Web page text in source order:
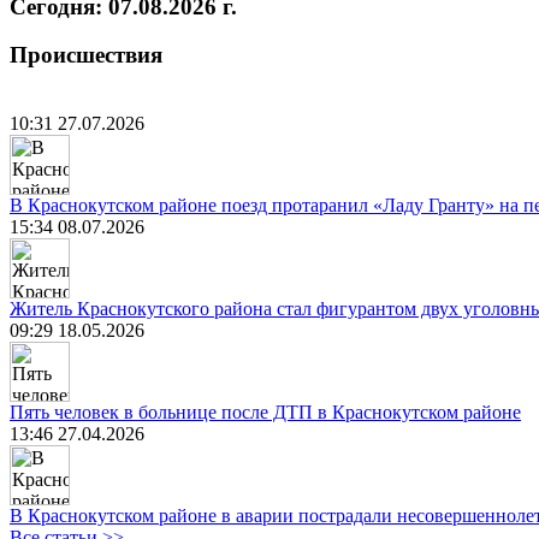
Сегодня: 07.08.2026 г.
Происшествия
10:31 27.07.2026
В Краснокутском районе поезд протаранил «Ладу Гранту» на
15:34 08.07.2026
Житель Краснокутского района стал фигурантом двух
09:29 18.05.2026
Пять человек в больнице после ДТП в Краснокутском районе
13:46 27.04.2026
В Краснокутском районе в аварии пострадали